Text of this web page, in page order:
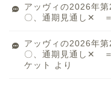
アッヴィの2026年
〇、通期見通し✕
アッヴィの2026年
〇、通期見通し✕
ケット
より